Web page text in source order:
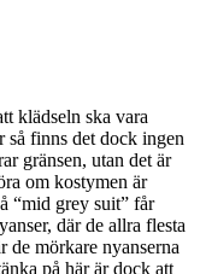
klädseln ska vara
finns det dock ingen
gränsen, utan det är
om kostymen är
“mid grey suit” får
där de allra flesta
de mörkare nyanserna
på här är dock att